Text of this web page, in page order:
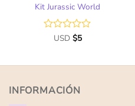
Kit Jurassic World
Valorado
de
USD $5
INFORMACIÓN